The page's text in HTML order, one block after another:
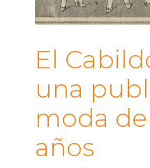
El
una
moda
años